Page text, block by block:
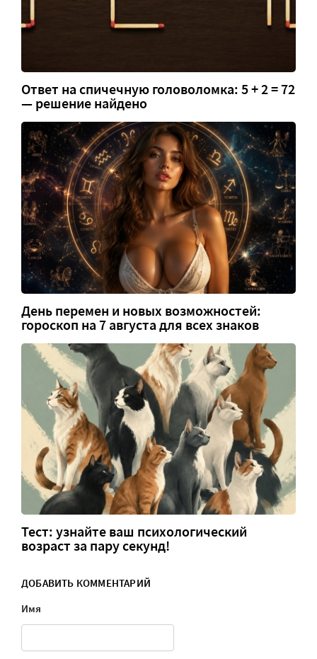
Ответ на спичечную головоломка: 5 + 2 = 72
— решение найдено
День перемен и новых возможностей:
гороскоп на 7 августа для всех знаков
Тест: узнайте ваш психологический
возраст за пару секунд!
ДОБАВИТЬ КОММЕНТАРИЙ
Имя